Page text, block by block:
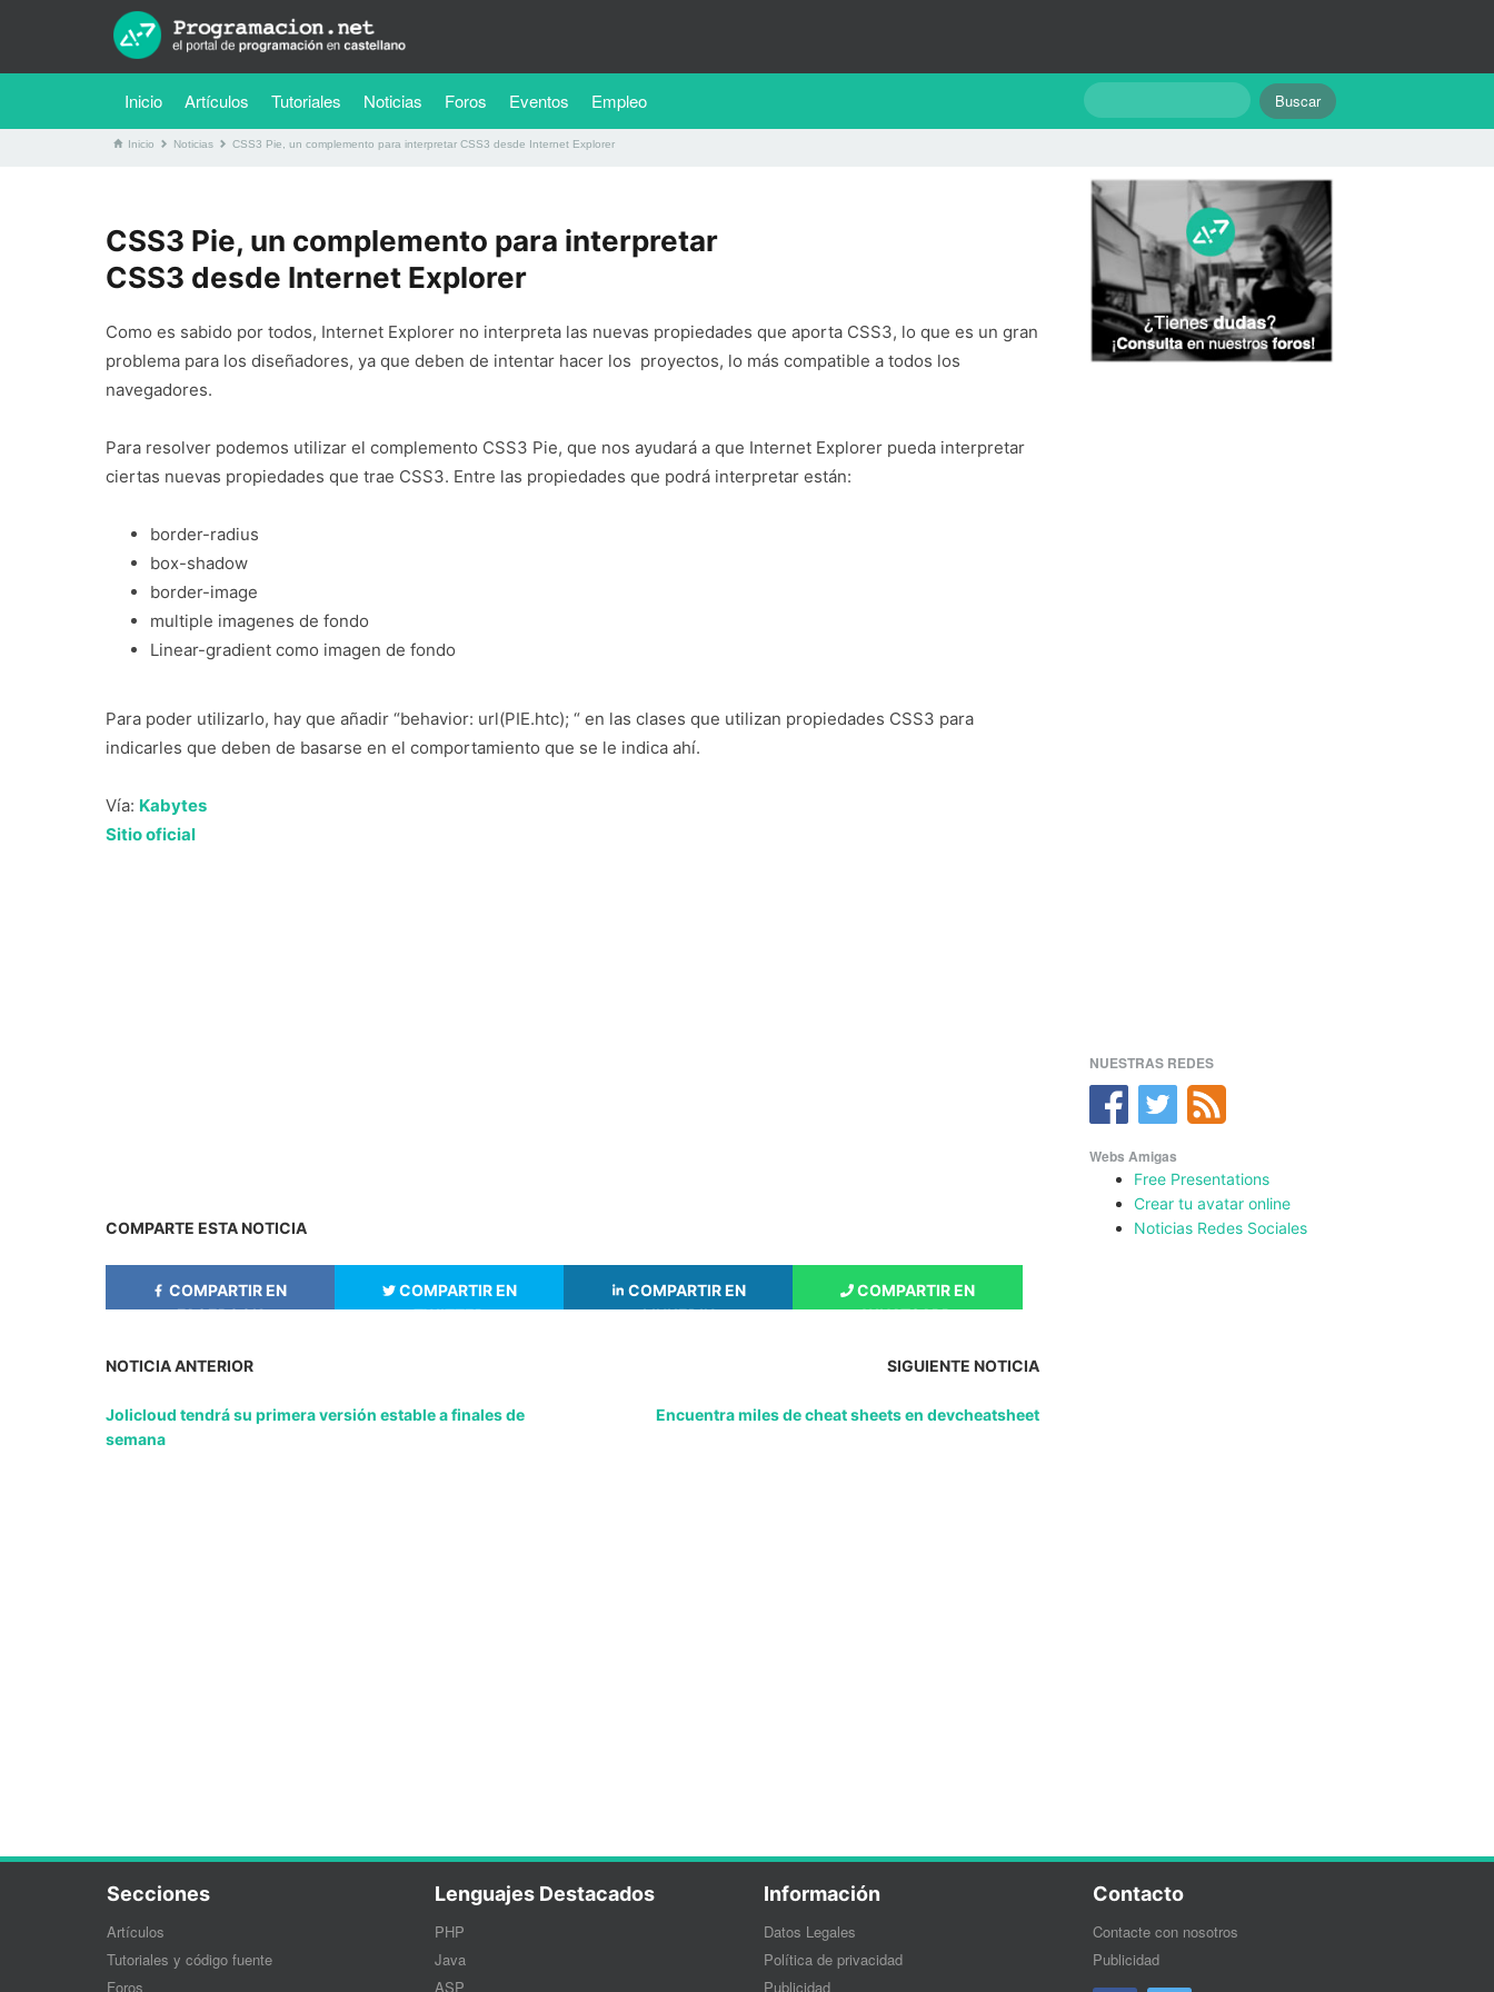
Inicio Artículos Tutoriales (current)
Noticias Foros Eventos Empleo
Inicio Noticias CSS3 Pie, un complemento para interpretar CSS3 desde Internet Explorer
CSS3 Pie, un complemento para interpretar
CSS3 desde Internet Explorer
Como es sabido por todos, Internet Explorer no interpreta las nuevas propiedades que aporta CSS3, lo que es un gran
problema para los diseñadores, ya que deben de intentar hacer los proyectos, lo más compatible a todos los
navegadores.
Para resolver podemos utilizar el complemento CSS3 Pie, que nos ayudará a que Internet Explorer pueda interpretar
ciertas nuevas propiedades que trae CSS3. Entre las propiedades que podrá interpretar están:
border-radius
box-shadow
border-image
multiple imagenes de fondo
Linear-gradient como imagen de fondo
Para poder utilizarlo, hay que añadir “behavior: url(PIE.htc); “ en las clases que utilizan propiedades CSS3 para
indicarles que deben de basarse en el comportamiento que se le indica ahí.
Vía: Kabytes
Sitio oficial
COMPARTE ESTA NOTICIA
COMPARTIR EN
FACEBOOK
COMPARTIR EN
TWITTER
COMPARTIR EN
LINKEDIN
COMPARTIR EN
WHATSAPP
NOTICIA ANTERIOR
Jolicloud tendrá su primera versión estable a finales de
semana
SIGUIENTE NOTICIA
Encuentra miles de cheat sheets en devcheatsheet
NUESTRAS REDES
Webs Amigas
Free Presentations
Crear tu avatar online
Noticias Redes Sociales
Secciones
Artículos
Tutoriales y código fuente
Foros
Lenguajes Destacados
PHP
Java
ASP
Información
Datos Legales
Política de privacidad
Publicidad
Contacto
Contacte con nosotros
Publicidad